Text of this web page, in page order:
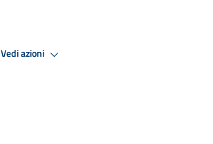
Vedi azioni